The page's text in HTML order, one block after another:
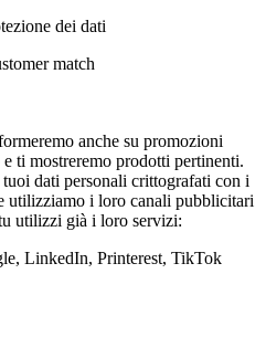
dei dati
match
anche su promozioni
ti mostreremo prodotti pertinenti.
dati personali crittografati con i
utilizziamo i loro canali pubblicitari
utilizzi già i loro servizi:
LinkedIn, Printerest, TikTok